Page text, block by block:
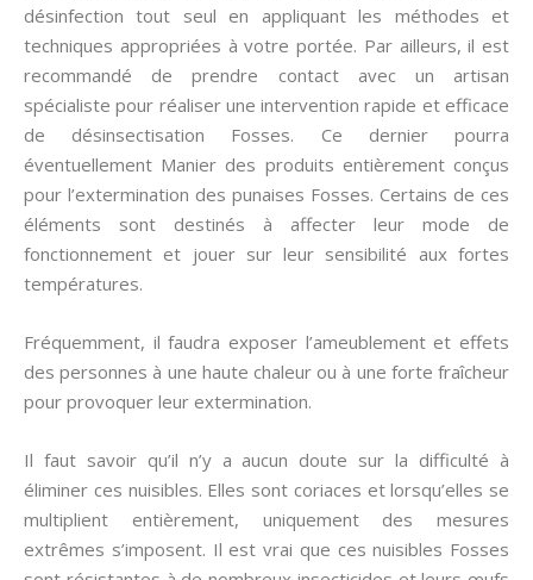
désinfection tout seul en appliquant les méthodes et
techniques appropriées à votre portée. Par ailleurs, il est
recommandé de prendre contact avec un artisan
spécialiste pour réaliser une intervention rapide et efficace
de désinsectisation Fosses. Ce dernier pourra
éventuellement Manier des produits entièrement conçus
pour l’extermination des punaises Fosses. Certains de ces
éléments sont destinés à affecter leur mode de
fonctionnement et jouer sur leur sensibilité aux fortes
températures.
Fréquemment, il faudra exposer l’ameublement et effets
des personnes à une haute chaleur ou à une forte fraîcheur
pour provoquer leur extermination.
Il faut savoir qu’il n’y a aucun doute sur la difficulté à
éliminer ces nuisibles. Elles sont coriaces et lorsqu’elles se
multiplient entièrement, uniquement des mesures
extrêmes s’imposent. Il est vrai que ces nuisibles Fosses